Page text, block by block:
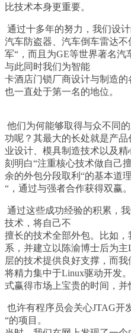
比技术本身更重要。
通过十多年的努力，我们设
汽车防盗器、汽车倒车雷达
军“ ，而且为GE等世界著名汽
与此同时我们为智能
卡酒店门锁厂商设计与制造
也一直处于第一名的地位。
他们为何能够取得与众不同
功呢？其最大的长处就是产
业设计、模具制造技术以及
刻明白“注重核心技术做自己
余的外包分段取利 “的基本道
“ ，通过与强者合作获得双赢。
通过这些成功经验的积累，
技术，将自己不
擅长的技术全部外包。比如
系，并建立以陈渝博士后为主
层的技术提供良好支撑，而我
将精力集中于Linux驱动开发
式赢得市场上宝贵的时间，并
也许有程序员会关心JTAG开
“的项目。